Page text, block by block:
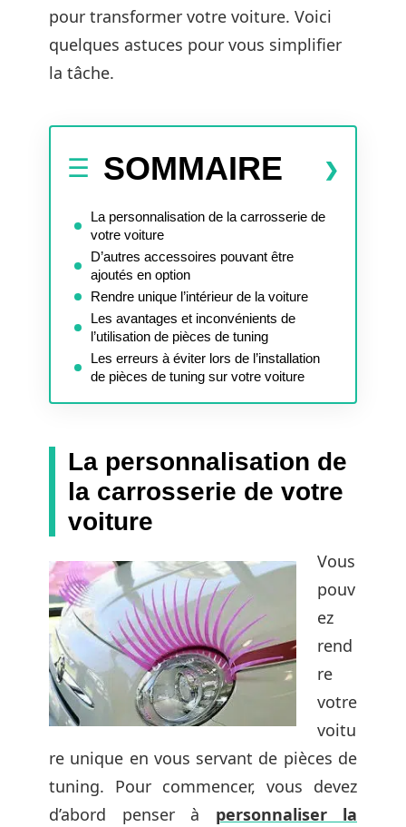
pour transformer votre voiture. Voici
quelques astuces pour vous simplifier
la tâche.
SOMMAIRE
La personnalisation de la carrosserie de
votre voiture
D’autres accessoires pouvant être
ajoutés en option
Rendre unique l’intérieur de la voiture
Les avantages et inconvénients de
l’utilisation de pièces de tuning
Les erreurs à éviter lors de l’installation
de pièces de tuning sur votre voiture
La personnalisation de
la carrosserie de votre
voiture
Vous
pouv
ez
rend
re
votre
voitu
re unique en vous servant de pièces de
tuning. Pour commencer, vous devez
d’abord penser à personnaliser la